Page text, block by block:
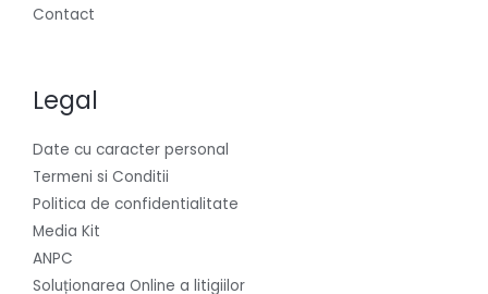
Contact
Legal
Date cu caracter personal
Termeni si Conditii
Politica de confidentialitate
Media Kit
ANPC
Soluționarea Online a litigiilor